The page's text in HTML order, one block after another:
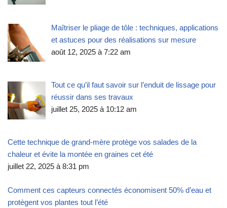
Maîtriser le pliage de tôle : techniques, applications
et astuces pour des réalisations sur mesure
août 12, 2025 à 7:22 am
Tout ce qu’il faut savoir sur l’enduit de lissage pour
réussir dans ses travaux
juillet 25, 2025 à 10:12 am
Cette technique de grand-mère protège vos salades de la
chaleur et évite la montée en graines cet été
juillet 22, 2025 à 8:31 pm
Comment ces capteurs connectés économisent 50% d’eau et
protègent vos plantes tout l’été